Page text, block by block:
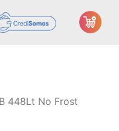
448Lt No Frost